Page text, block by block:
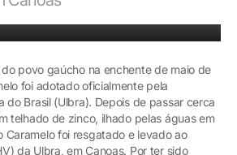
povo gaúcho na enchente de maio de
foi adotado oficialmente pela
do Brasil (Ulbra). Depois de passar cerca
telhado de zinco, ilhado pelas águas em
Caramelo foi resgatado e levado ao
da Ulbra, em Canoas. Por ter sido